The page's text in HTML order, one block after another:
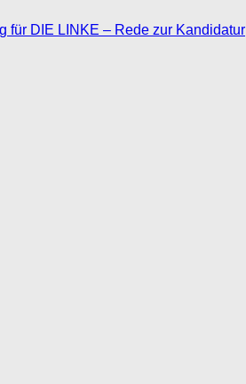
für DIE LINKE – Rede zur Kandidatur